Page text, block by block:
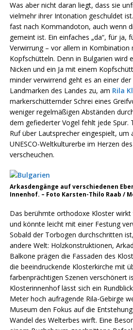
Was aber nicht daran liegt, dass sie
vielmehr ihrer Intonation geschuldet
fast nach Kommandoton, auch wenn
gemeint ist. Ein einfaches „da“, für ja,
Verwirrung – vor allem in Kombination
Kopfschütteln. Denn in Bulgarien wird
Nicken und ein Ja mit einem
minder verwirrend geht es an einer
Landmarken des Landes zu, am Rila
markerschütternder Schrei eines
weniger regelmäßigen Abständen
dem gefiederter Vogel fehlt jede Spur.
Ruf über Lautsprecher eingespielt, um
UNESCO-Weltkulturerbe im Herzen
verscheuchen.
Arkasdengänge auf verschiedenen
Innenhof. – Foto Karsten-Thilo Raab /
Das berühmte orthodoxe Kloster
und könnte leicht mit einer Festung
Sobald der Torbogen durchschritten
andere Welt: Holzkonstruktionen,
Balkone prägen die Fassaden des
die beeindruckende Klosterkirche mit
farbenprächtigen Szenen verschönert
Klosterinnenhof lässt sich ein
Meter hoch aufragende Rila-Gebirge
Museum den Fokus auf die
Wandel des Welterbes wirft. Eine